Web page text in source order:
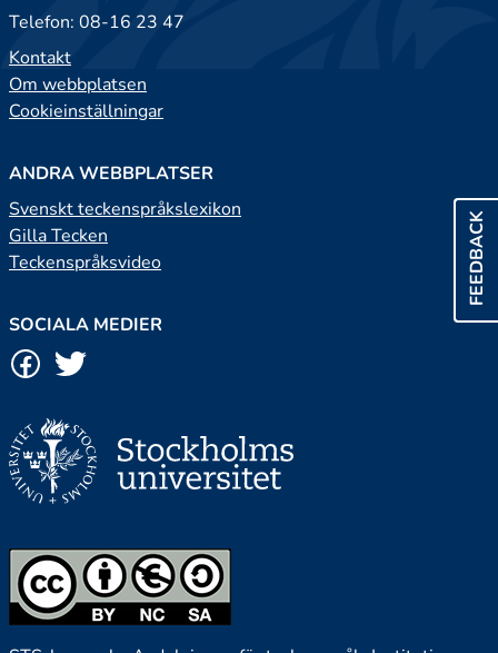
FEEDBACK
Telefon: 08-16 23 47
Kontakt
Om webbplatsen
Cookieinställningar
ANDRA WEBBPLATSER
Svenskt teckenspråkslexikon
Gilla Tecken
Teckenspråksvideo
SOCIALA MEDIER